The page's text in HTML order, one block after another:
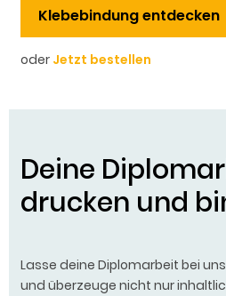
Klebebindung entdecken
oder Jetzt bestellen
Deine
drucken und
Lasse deine Diplomarbeit bei
und überzeuge nicht nur